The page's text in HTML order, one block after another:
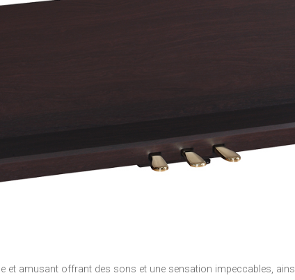
et amusant offrant des sons et une sensation impeccables,